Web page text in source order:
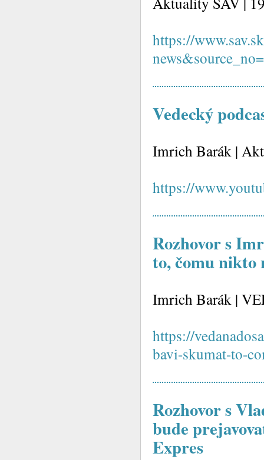
https://
Vedecký
Imrich Barák |
https://
Rozhovor s
to, čomu nikto
Imrich Barák |
https://
bavi-skumat-to-
Rozhovor s
bude
Expres